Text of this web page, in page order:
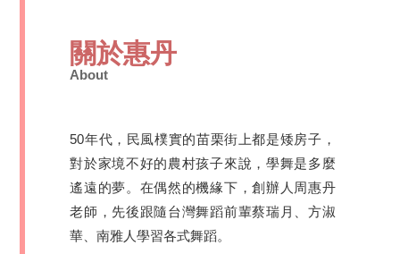
關於惠丹
About
50年代，民風樸實的苗栗街上都是矮房子，
對於家境不好的農村孩子來說，學舞是多麼
遙遠的夢。在偶然的機緣下，創辦人周惠丹
老師，先後跟隨台灣舞蹈前輩蔡瑞月、方淑
華、南雅人學習各式舞蹈。